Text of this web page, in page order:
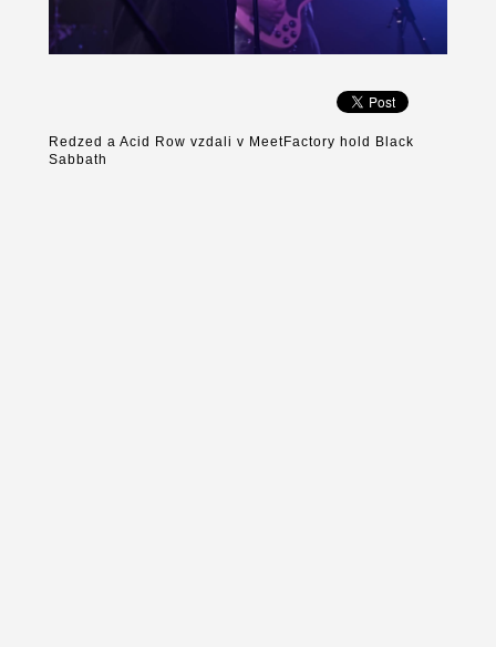
Redzed a Acid Row vzdali v MeetFactory hold Black
Sabbath